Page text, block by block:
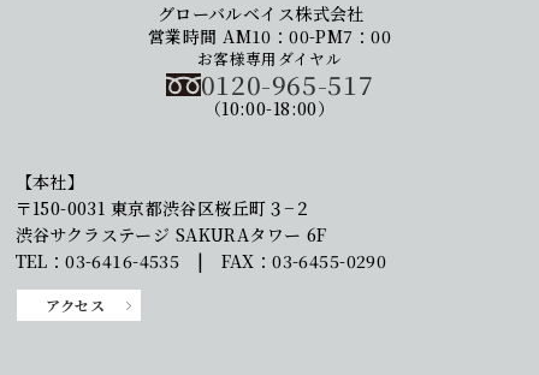
グローバルベイス株式会社
営業時間 AM10：00-PM7：00
お客様専用ダイヤル
0120-965-517
（10:00-18:00）
【本社】
〒150-0031 東京都渋谷区桜丘町３−２
渋谷サクラステージ SAKURAタワー 6F
TEL：03-6416-4535 | FAX：03-6455-0290
アクセス